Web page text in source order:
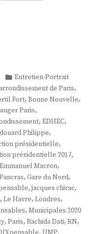
Publié
dans
Entretien-Portrait
de Paris,
Fort, Bonne Nouvelle,
Paris,
, EDHEC,
Philippe,
présidentielle,
présidentielle 2017,
Emmanuel Macron,
, Gare du Nord,
, jacques chirac,
, Le Havre, Londres,
, Municipales 2020
, Paris, Rachida Dati, RN,